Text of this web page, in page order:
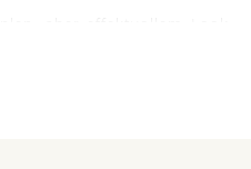
kombinieren. Schnapp dir